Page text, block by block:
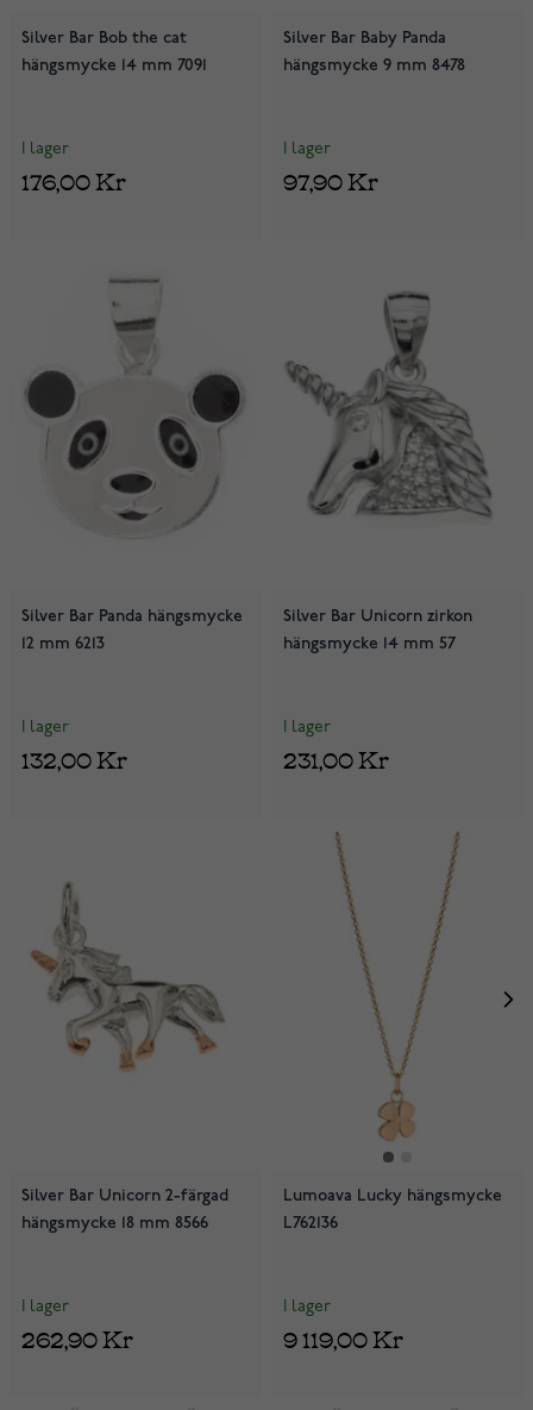
Silver Bar Bob the cat
hängsmycke 14 mm 7091
I lager
176,00 Kr
Silver Bar Baby Panda
hängsmycke 9 mm 8478
I lager
97,90 Kr
Silver Bar Panda hängsmycke
12 mm 6213
I lager
132,00 Kr
Silver Bar Unicorn zirkon
hängsmycke 14 mm 57
I lager
231,00 Kr
Silver Bar Unicorn 2-färgad
hängsmycke 18 mm 8566
I lager
262,90 Kr
Lumoava Lucky hängsmycke
L762136
I lager
9 119,00 Kr